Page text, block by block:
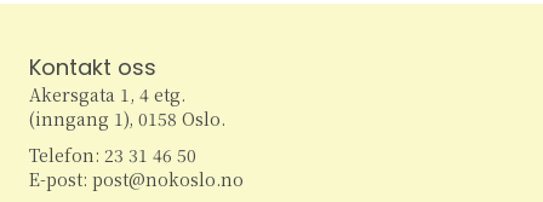
Kontakt oss
Akersgata 1, 4 etg.
(inngang 1), 0158 Oslo.
Telefon: 23 31 46 50
E-post: post@nokoslo.no